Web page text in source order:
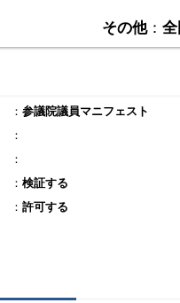
その他：全
： 参議院議員マニフェスト
：
：
： 検証する
： 許可する